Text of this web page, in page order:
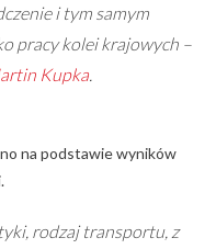
i tym samym
pracy kolei krajowych –
Kupka.
na podstawie wyników
rodzaj transportu, z